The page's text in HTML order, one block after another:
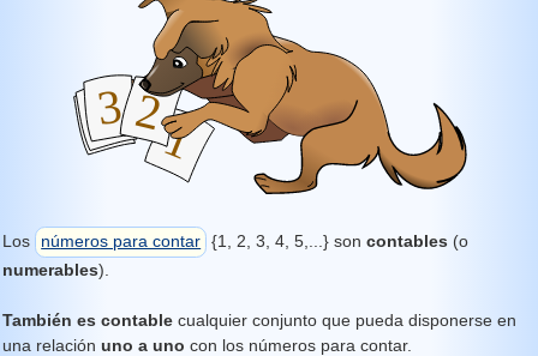
Los números para contar {1, 2, 3, 4, 5,...} soncontables (o
numerables).
También es contable cualquier conjunto que pueda disponerse en
una relación uno a uno con los números para contar.